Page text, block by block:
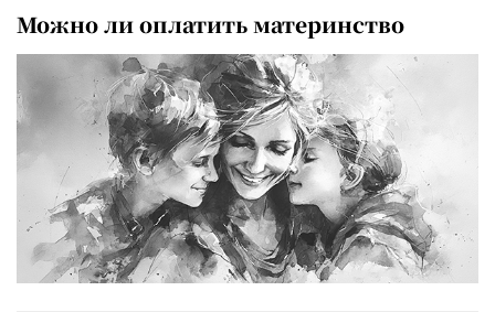
Можно ли оплатить материнство